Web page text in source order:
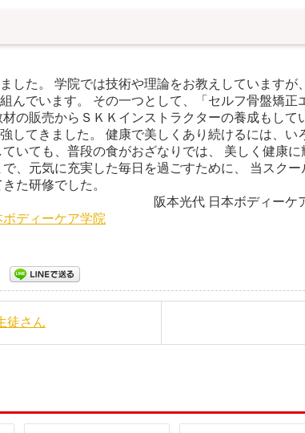
した。 学院では技術や理論をお教えしていますが
んでいます。 その一つとして、「セルフ骨盤矯正
材の販売からＳＫＫインストラクターの養成もして
してきました。 健康で美しくあり続けるには、い
いても、普段の食がおざなりでは、 美しく健康
、元気に充実した毎日を過ごすために、 当スク
らにわいてきた研修で
日本ボディーケア
ボディーケア学院
徒さん